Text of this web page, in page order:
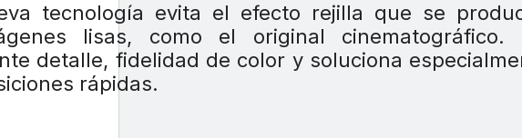
tecnología evita el efecto rejilla que se
lisas, como el original cinematográfico.
detalle, fidelidad de color y soluciona
rápidas.